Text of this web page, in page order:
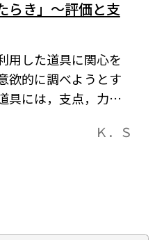
らき」～評価と支
用した道具に関心を
欲的に調べようとす
具には，支点，力
Ｋ．Ｓ